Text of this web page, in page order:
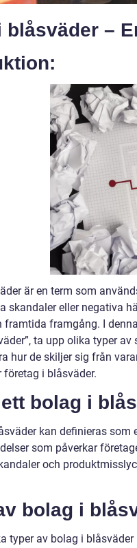
blåsväder –
är en term som
skandaler eller negativa
framtida framgång. I
ta upp olika typer
hur de skiljer sig från
företag i blåsväder.
bolag i
kan definieras
som påverkar
och
bolag i
typer av bolag i